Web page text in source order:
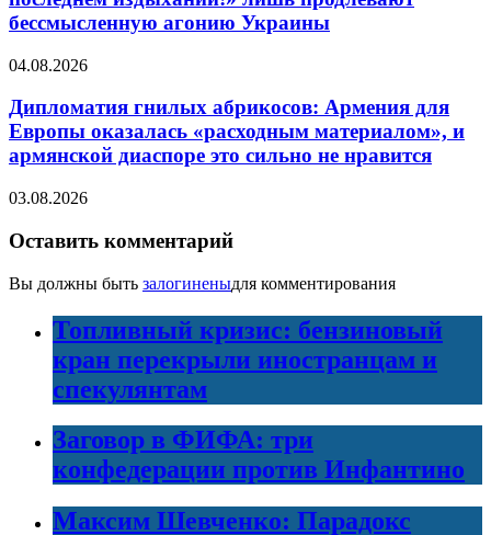
бессмысленную агонию Украины
04.08.2026
Дипломатия гнилых абрикосов: Армения для
Европы оказалась «расходным материалом», и
армянской диаспоре это сильно не нравится
03.08.2026
Оставить комментарий
Вы должны быть залогиненыдля комментирования
Топливный кризис: бензиновый
кран перекрыли иностранцам и
спекулянтам
Заговор в ФИФА: три
конфедерации против Инфантино
Максим Шевченко: Парадокс